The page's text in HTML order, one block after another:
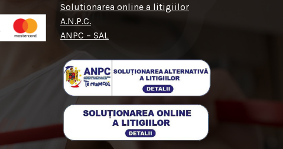
Solutionarea online a litigiilor
A.N.P.C.
ANPC – SAL